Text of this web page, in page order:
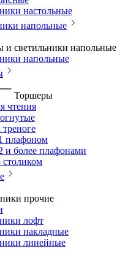
настольные
напольные
и светильники напольные
напольные
Торшеры
чтения
плафоном
и более плафонами
прочие
лофт
накладные
линейные